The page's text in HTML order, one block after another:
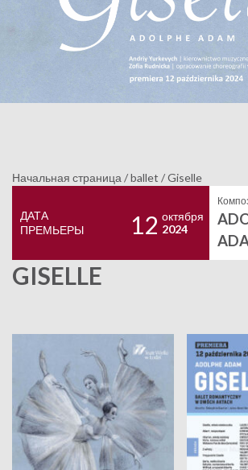
Начальная страница /ballet /Giselle
ДАТА
ПРЕМЬЕРЫ
12 октября
2024
GISELLE